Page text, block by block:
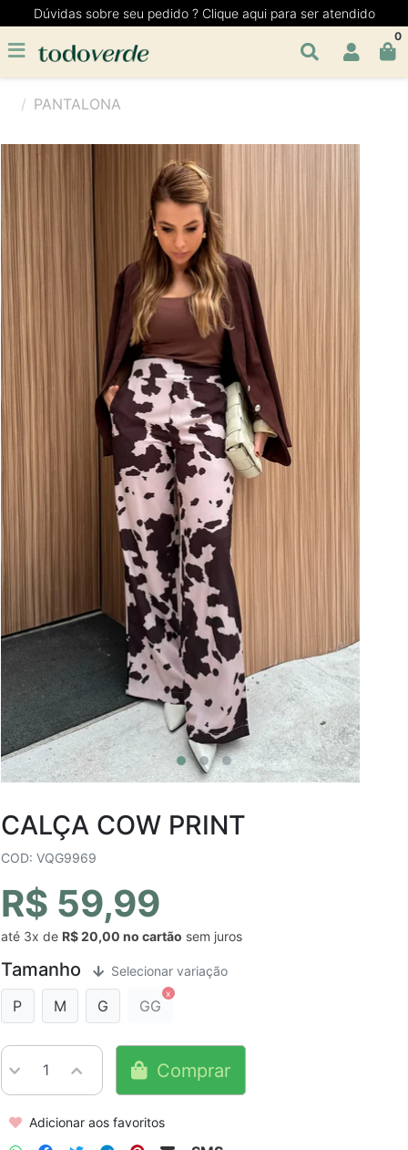
Dúvidas sobre seu pedido ? Clique aqui para ser atendido
0
PANTALONA
CALÇA COW PRINT
COD: VQG9969
R$ 59,99
até 3x de R$ 20,00 sem juros
Tamanho Selecionar variação
P M G GG
Comprar
Adicionar aos favoritos